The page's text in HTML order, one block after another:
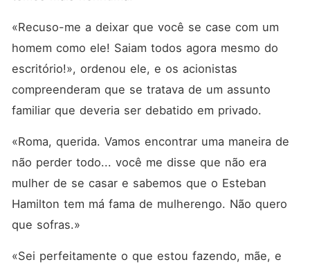
«Recuso-me a deixar que você se case com um
homem como ele! Saiam todos agora mesmo do
escritório!», ordenou ele, e os acionistas
compreenderam que se tratava de um assunto
familiar que deveria ser debatido em privado.
«Roma, querida. Vamos encontrar uma maneira de
não perder todo... você me disse que não era
mulher de se casar e sabemos que o Esteban
Hamilton tem má fama de mulherengo. Não quero
que sofras.»
«Sei perfeitamente o que estou fazendo, mãe, e